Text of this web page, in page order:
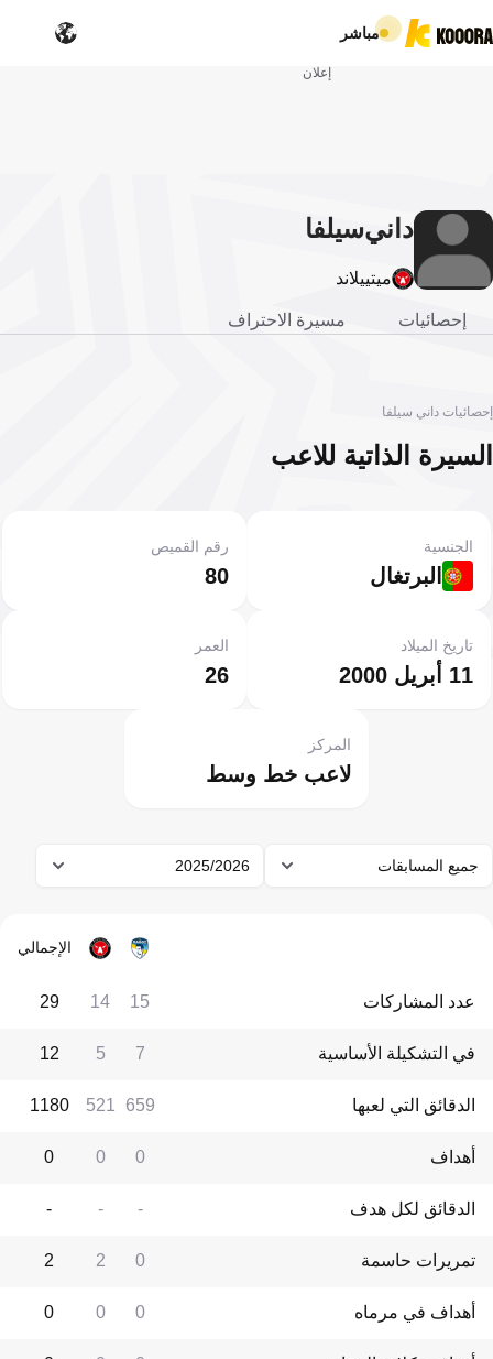
مباشر
إعلان
دانيسيلفا
ميتييلاند
إحصائيات مسيرة الاحتراف
إحصائيات داني سيلفا
السيرة الذاتية للاعب
البرتغال
الجنسية
80
رقم القميص
11 أبريل 2000
تاريخ الميلاد
26
العمر
لاعب خط وسط
المركز
جميع المسابقات 2025/2026
الإجمالي
عدد المشاركات 15
14
29
في التشكيلة الأساسية 7
5
12
الدقائق التي لعبها 659
521
1180
أهداف 0
0
0
الدقائق لكل هدف -
-
-
تمريرات حاسمة 0
2
2
أهداف في مرماه 0
0
0